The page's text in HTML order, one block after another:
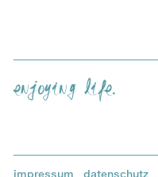
enjoying life.
impressum datenschutz